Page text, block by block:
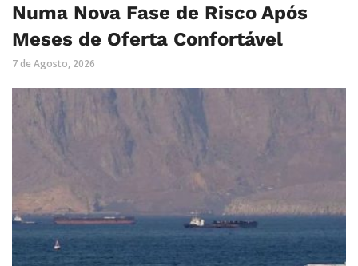
Numa Nova Fase de Risco Após
Meses de Oferta Confortável
7 de Agosto, 2026